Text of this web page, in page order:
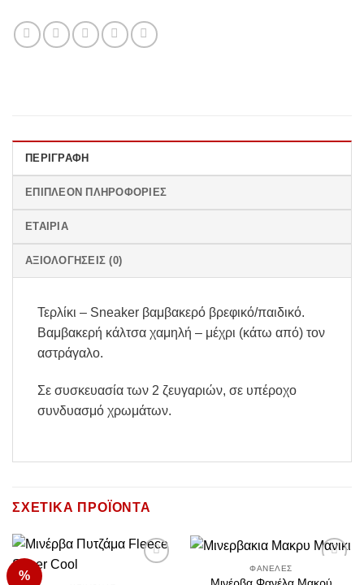
ΠΕΡΙΓΡΑΦΉ
ΕΠΙΠΛΈΟΝ ΠΛΗΡΟΦΟΡΊΕΣ
ΕΤΑΙΡΊΑ
ΑΞΙΟΛΟΓΉΣΕΙΣ (0)
Τερλίκι – Sneaker βαμβακερό βρεφικό/παιδικό.
Βαμβακερή κάλτσα χαμηλή – μέχρι (κάτω από) τον
αστράγαλο.
Σε συσκευασία των 2 ζευγαριών, σε υπέροχο
συνδυασμό χρωμάτων.
ΣΧΕΤΙΚΆ ΠΡΟΪΌΝΤΑ
%
ΦΑΝΈΛΕΣ